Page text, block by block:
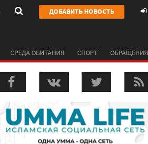
ДОБАВИТЬ НОВОСТЬ
СРЕДА ОБИТАНИЯ СПОРТ ОБРАЩЕНИЯ